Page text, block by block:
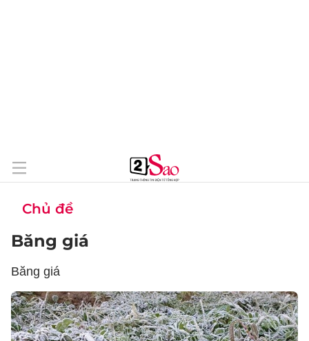
Chủ đề
Băng giá
Băng giá